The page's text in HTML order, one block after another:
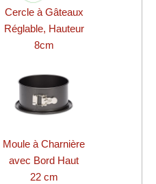
Cercle à Gâteaux
Réglable, Hauteur
8cm
Moule à Charnière
avec Bord Haut
22 cm